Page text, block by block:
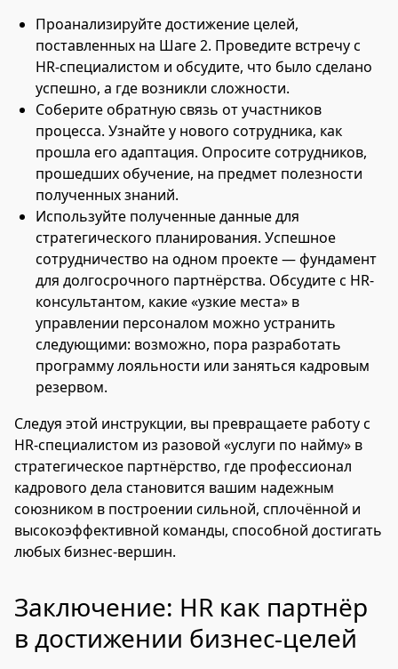
Проанализируйте достижение целей,
поставленных на Шаге 2. Проведите встречу с
HR-специалистом и обсудите, что было сделано
успешно, а где возникли сложности.
Соберите обратную связь от участников
процесса. Узнайте у нового сотрудника, как
прошла его адаптация. Опросите сотрудников,
прошедших обучение, на предмет полезности
полученных знаний.
Используйте полученные данные для
стратегического планирования. Успешное
сотрудничество на одном проекте — фундамент
для долгосрочного партнёрства. Обсудите с HR-
консультантом, какие «узкие места» в
управлении персоналом можно устранить
следующими: возможно, пора разработать
программу лояльности или заняться кадровым
резервом.
Следуя этой инструкции, вы превращаете работу с
HR-специалистом из разовой «услуги по найму» в
стратегическое партнёрство, где профессионал
кадрового дела становится вашим надежным
союзником в построении сильной, сплочённой и
высокоэффективной команды, способной достигать
любых бизнес-вершин.
Заключение: HR как партнёр
в достижении бизнес-целей